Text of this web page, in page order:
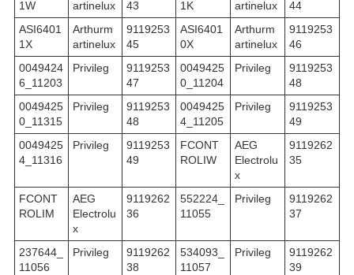
1W artinelux 43 1K artinelux
44
ASI6401
1X
Arthurm
artinelux
9119253
45
ASI6401
0X
Arthurm
artinelux
9119253
46
0049424
6_11203
Privileg
9119253
47
0049425
0_11204
Privileg
9119253
48
0049425
0_11315
Privileg
9119253
48
0049425
4_11205
Privileg
9119253
49
0049425
4_11316
Privileg
9119253
49
FCONT
ROLIW
AEG
Electrolu
x
9119262
35
FCONT
ROLIM
AEG
Electrolu
x
9119262
36
552224_
11055
Privileg
9119262
37
237644_
11056
Privileg
9119262
38
534093_
11057
Privileg
9119262
39